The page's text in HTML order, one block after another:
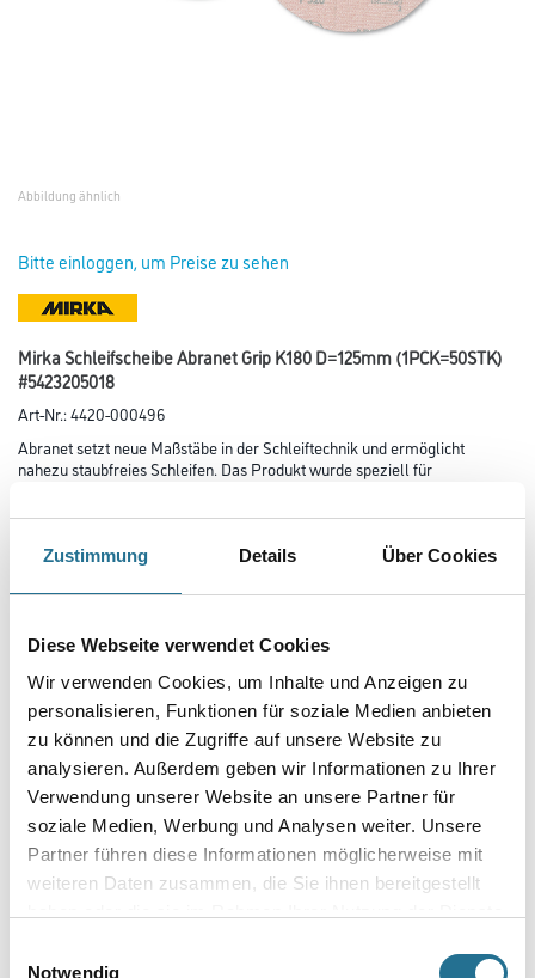
Zustimmung Details Über Cookies
Diese Webseite verwendet Cookies
Wir verwenden Cookies, um Inhalte und Anzeigen zu
personalisieren, Funktionen für soziale Medien anbieten
zu können und die Zugriffe auf unsere Website zu
analysieren. Außerdem geben wir Informationen zu Ihrer
Verwendung unserer Website an unsere Partner für
soziale Medien, Werbung und Analysen weiter. Unsere
Partner führen diese Informationen möglicherweise mit
weiteren Daten zusammen, die Sie ihnen bereitgestellt
Notwendig
Abbildung ähnlich
Bitte einloggen, um Preise zu sehen
Mirka Schleifscheibe Abranet Grip K180 D=125mm (1PCK=50STK)
#5423205018
Art-Nr.:4420-000496
Abranet setzt neue Maßstäbe in der Schleiftechnik und ermöglicht
nahezu staubfreies Schleifen. Das Produkt wurde speziell für
erreicht.
Umrechnungsfaktoren